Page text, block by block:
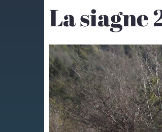
La siagne